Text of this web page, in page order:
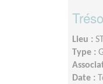
Lieu :
Type :
Date :